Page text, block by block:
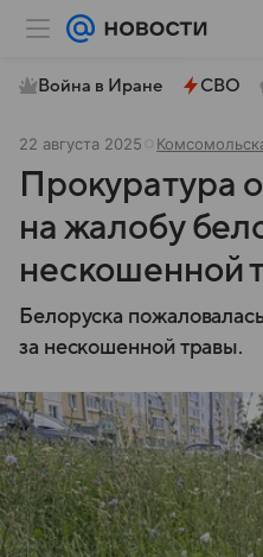
Война в Иране СВО
22 августа 2025
Прокуратура
на жалобу
нескошенной
Белоруска
за нескошенной травы.